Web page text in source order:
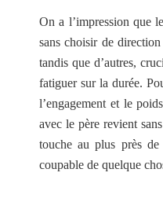
On a l’impression que
sans choisir de
tandis que d’autres,
fatiguer sur la durée.
l’engagement et le
avec le père revient
touche au plus près
coupable de quelque